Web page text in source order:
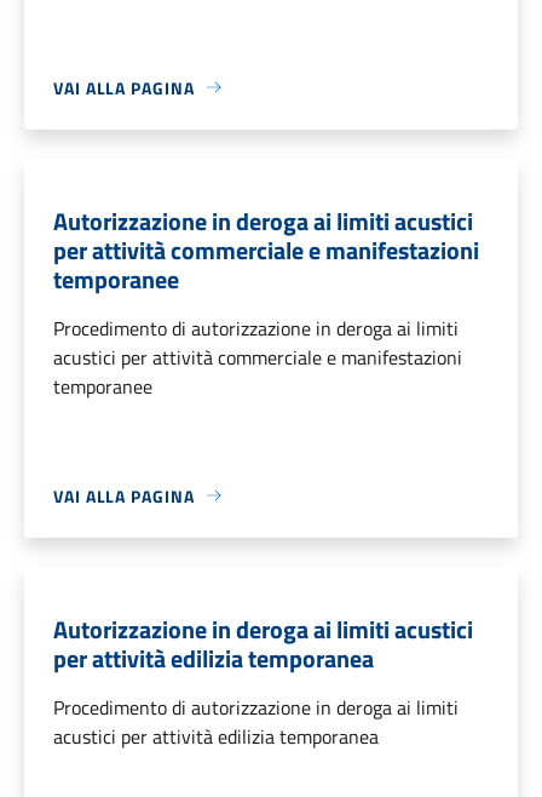
VAI ALLA PAGINA
Autorizzazione in deroga ai limiti acustici
per attività commerciale e manifestazioni
temporanee
Procedimento di autorizzazione in deroga ai limiti
acustici per attività commerciale e manifestazioni
temporanee
VAI ALLA PAGINA
Autorizzazione in deroga ai limiti acustici
per attività edilizia temporanea
Procedimento di autorizzazione in deroga ai limiti
acustici per attività edilizia temporanea